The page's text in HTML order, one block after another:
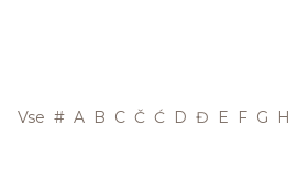
Vse # A B C Č Ć D Đ E F G H